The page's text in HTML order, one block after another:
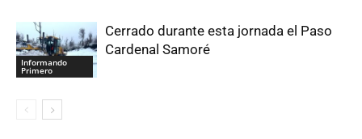
Informando
Primero
Cerrado durante esta jornada el Paso
Cardenal Samoré